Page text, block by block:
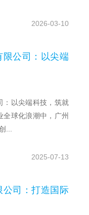
2026-03-10
限公司：以尖端
：以尖端科技，筑就
球化浪潮中，广州
...
2025-07-13
公司：打造国际